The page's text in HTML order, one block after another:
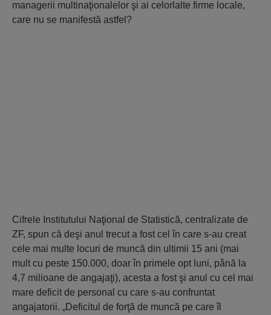
managerii multinaţionalelor şi ai celorlalte firme locale,
care nu se manifestă astfel?
Cifrele Institutului Naţional de Statistică, centralizate de
ZF, spun că deşi anul trecut a fost cel în care s-au creat
cele mai multe locuri de muncă din ultimii 15 ani (mai
mult cu peste 150.000, doar în primele opt luni, până la
4,7 milioane de angajaţi), acesta a fost şi anul cu cel mai
mare deficit de personal cu care s-au confruntat
angajatorii. „Deficitul de forţă de muncă pe care îl